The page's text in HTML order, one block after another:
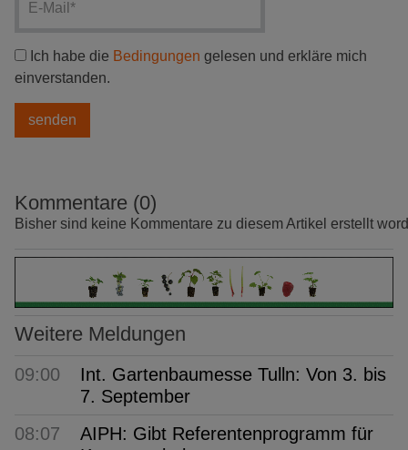
Ich habe die Bedingungen gelesen und erkläre mich
einverstanden.
Kommentare (0)
Bisher sind keine Kommentare zu diesem Artikel erstellt
Weitere Meldungen
09:00
Int. Gartenbaumesse Tulln: Von 3. bis
7. September
08:07
AIPH: Gibt Referentenprogramm für